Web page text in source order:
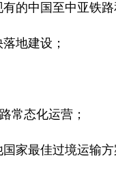
的中国至中亚铁路
地建设；
常态化运营；
家最佳过境运输方